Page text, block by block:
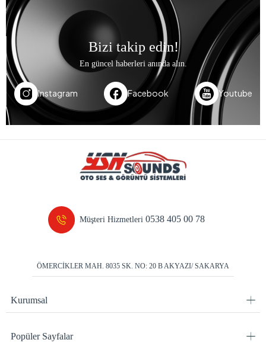
Bizi takip edin!
En güncel haberleri anında alın.
Instagram Facebook Youtube
Müşteri Hizmetleri0538 405 00 78
ÖMERCİKLER MAH. 8035 SK. NO: 20 B AKYAZI/ SAKARYA
Kurumsal
Popüler Sayfalar